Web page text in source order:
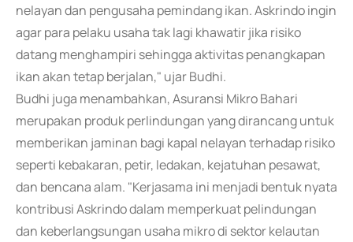
nelayan dan pengusaha pemindang ikan. Askrindo ingin
agar para pelaku usaha tak lagi khawatir jika risiko
datang menghampiri sehingga aktivitas penangkapan
ikan akan tetap berjalan," ujar Budhi.
Budhi juga menambahkan, Asuransi Mikro Bahari
merupakan produk perlindungan yang dirancang untuk
memberikan jaminan bagi kapal nelayan terhadap risiko
seperti kebakaran, petir, ledakan, kejatuhan pesawat,
dan bencana alam. "Kerjasama ini menjadi bentuk nyata
kontribusi Askrindo dalam memperkuat pelindungan
dan keberlangsungan usaha mikro di sektor kelautan